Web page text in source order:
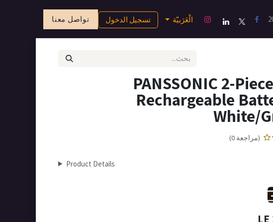
الْعَرَبيّة تسجيل الدخول تواصل معنا
PANSSONIC 2-
Rechargeable
White/
(مراجعة 0)
Product Details